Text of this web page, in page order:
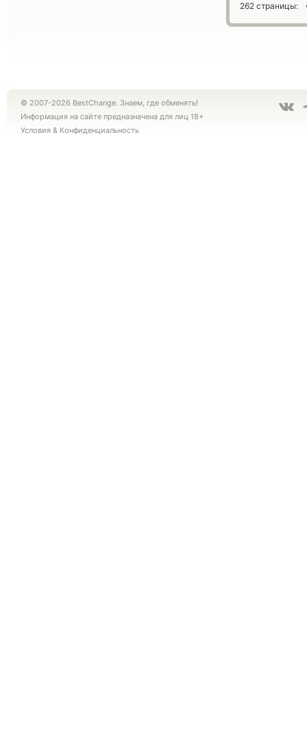
262 страницы:
© 2007-2026 BestChange. Знаем, где обменять!
Информация на сайте предназначена для лиц 18+
Условия & Конфиденциальность